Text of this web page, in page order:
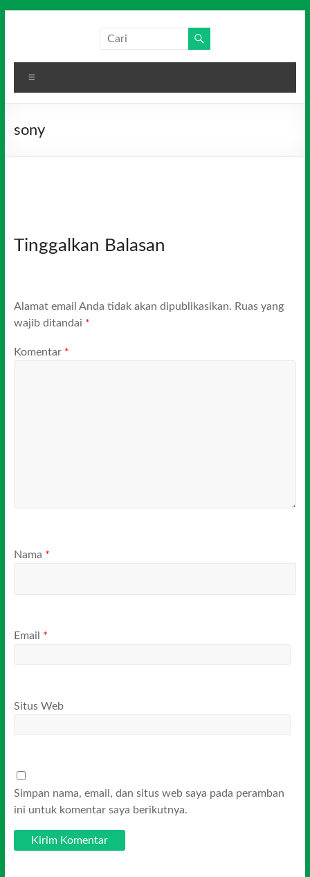
Media
Indonesia
sony
Tinggalkan Balasan
Alamat email Anda tidak akan dipublikasikan. Ruas yang
wajib ditandai *
Komentar *
Nama *
Email *
Situs Web
Simpan nama, email, dan situs web saya pada peramban
ini untuk komentar saya berikutnya.